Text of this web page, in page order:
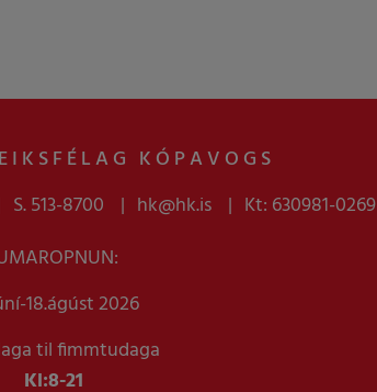
KÓPAVOGS
S. 513-8700 hk@hk.is
Kt: 630981-0269
18.ágúst 2026
til fimmtudaga
Kl:8-21